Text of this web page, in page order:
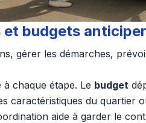
et budgets
gérer les démarches,
chaque étape. Le budget
caractéristiques du quartier
aide à garder le